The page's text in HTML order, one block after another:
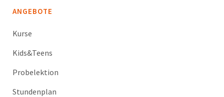
ANGEBOTE
Kurse
Kids&Teens
Probelektion
Stundenplan